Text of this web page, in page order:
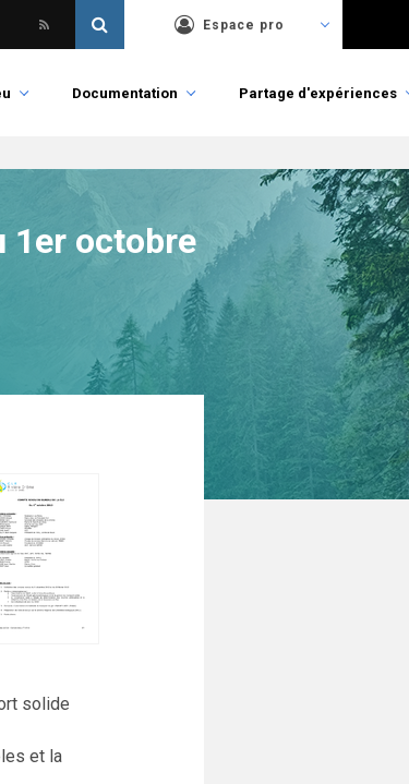
Espace pro
Documentation Partage d'expériences
1er octobre
solide
et la